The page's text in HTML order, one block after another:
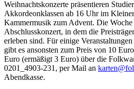
Weihnachtskonzerte präsentieren
Akkordeonklassen ab 16 Uhr im
Kammermusik zum Advent. Die
Abschlusskonzert, in dem die
erleben sind. Für einige
gibt es ansonsten zum Preis von 10
Euro (ermäßigt 3 Euro) über die
0201_4903-231, per Mail an
@netr
ak
Abendkasse.